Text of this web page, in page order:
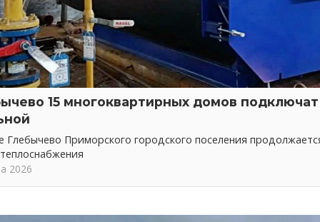
15 многоквартирных домов подключат
Глебычево Приморского городского поселения
2026